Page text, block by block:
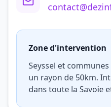
Zone d'intervention
Seyssel et
un rayon de 50km.
dans toute la Savoie